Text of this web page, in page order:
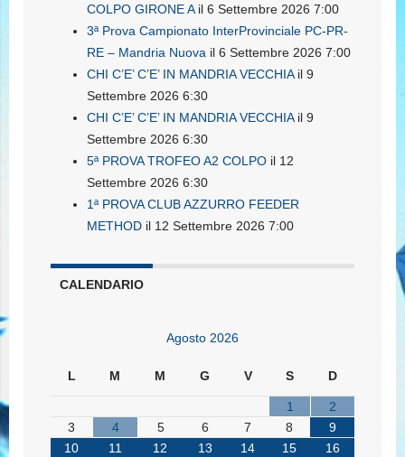
COLPO GIRONE Ail 6 Settembre 2026 7:00
3ª Prova Campionato InterProvinciale PC-PR-
RE – Mandria Nuova il 6 Settembre 2026 7:00
CHI C’E’ C’E’ IN MANDRIA VECCHIAil 9
Settembre 2026 6:30
CHI C’E’ C’E’ IN MANDRIA VECCHIAil 9
Settembre 2026 6:30
5ª PROVA TROFEO A2 COLPO il 12
Settembre 2026 6:30
1ª PROVA CLUB AZZURRO FEEDER
METHOD il 12 Settembre 2026 7:00
CALENDARIO
Agosto 2026
L M M G V S D
1
2
3
4 5 6 7 8
9
10
11 12 13 14 15
16